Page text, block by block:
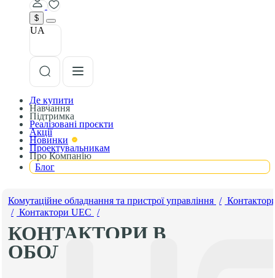
$
UA
Де купити
Навчання
Підтримка
Реалізовані проєкти
Акції
Новинки
Проектувальникам
Про Компанію
Блог
Комутаційне обладнання та пристрої управління /
/ Контактори UEC /
КОНТАКТОРИ В
ОБОЛОНЦІ